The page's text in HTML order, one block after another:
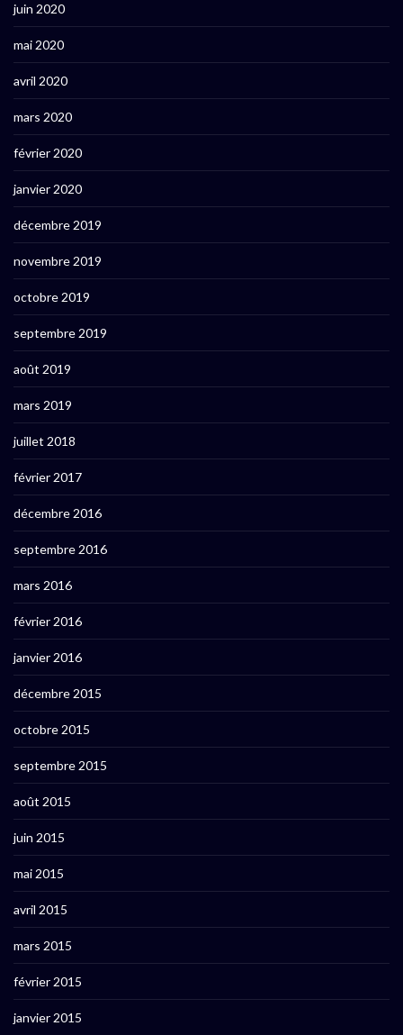
juin 2020
mai 2020
avril 2020
mars 2020
février 2020
janvier 2020
décembre 2019
novembre 2019
octobre 2019
septembre 2019
août 2019
mars 2019
juillet 2018
février 2017
décembre 2016
septembre 2016
mars 2016
février 2016
janvier 2016
décembre 2015
octobre 2015
septembre 2015
août 2015
juin 2015
mai 2015
avril 2015
mars 2015
février 2015
janvier 2015